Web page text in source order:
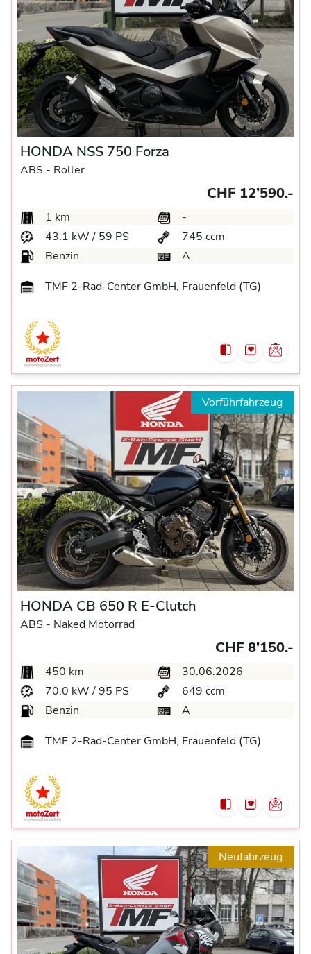
HONDA NSS 750 Forza
ABS - Roller
CHF 12’590.-
1 km
-
43.1 kW / 59 PS
745 ccm
Benzin
A
TMF 2-Rad-Center GmbH, Frauenfeld (TG)
Vorführfahrzeug
HONDA CB 650 R E-Clutch
ABS - Naked Motorrad
CHF 8’150.-
450 km
30.06.2026
70.0 kW / 95 PS
649 ccm
Benzin
A
TMF 2-Rad-Center GmbH, Frauenfeld (TG)
Neufahrzeug